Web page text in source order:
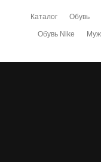
Каталог Обувь
Обувь Nike